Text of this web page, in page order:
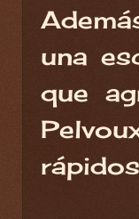
una
que